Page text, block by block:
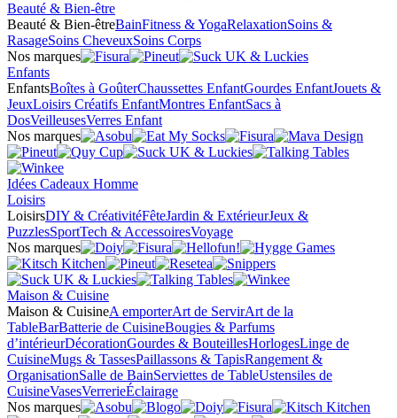
Beauté & Bien-être
Beauté & Bien-êtreBainFitness & YogaRelaxationSoins &
RasageSoins CheveuxSoins Corps
Nos marques
Enfants
EnfantsBoîtes à GoûterChaussettes EnfantGourdes EnfantJouets &
JeuxLoisirs Créatifs EnfantMontres EnfantSacs à
DosVeilleusesVerres Enfant
Nos marques
Idées Cadeaux Homme
Loisirs
LoisirsDIY & CréativitéFêteJardin & ExtérieurJeux &
PuzzlesSportTech & AccessoiresVoyage
Nos marques
Maison & Cuisine
Maison & CuisineA emporterArt de ServirArt de la
TableBarBatterie de CuisineBougies & Parfums
d’intérieurDécorationGourdes & BouteillesHorlogesLinge de
CuisineMugs & TassesPaillassons & TapisRangement &
OrganisationSalle de BainServiettes de TableUstensiles de
CuisineVasesVerrerieÉclairage
Nos marques